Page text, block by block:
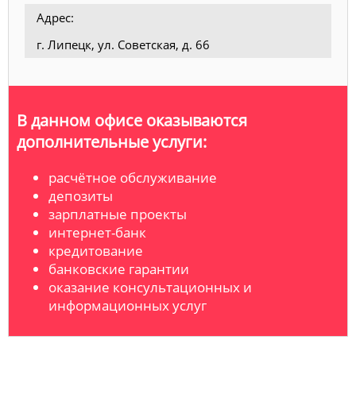
Адрес:
г. Липецк, ул. Советская, д. 66
В данном офисе оказываются
дополнительные услуги:
расчётное обслуживание
депозиты
зарплатные проекты
интернет-банк
кредитование
банковские гарантии
оказание консультационных и
информационных услуг